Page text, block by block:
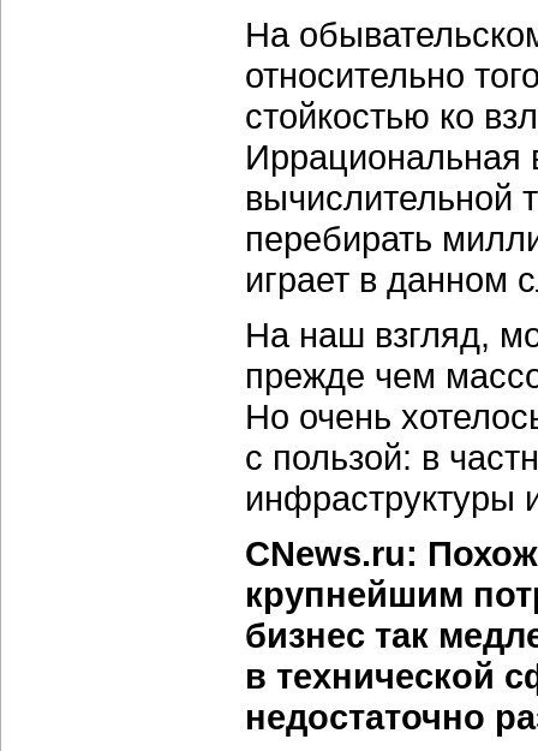
На
относительно
стойкостью ко
Иррациональная
вычислительной
перебирать
играет в данном
На наш взгляд,
прежде чем
Но очень
с пользой: в
инфраструктуры
CNews.ru:
крупнейшим
бизнес так
в технической
недостаточно